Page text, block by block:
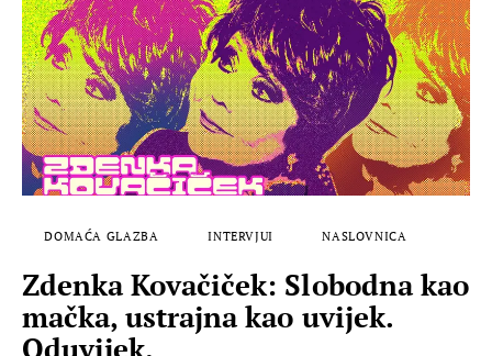
DOMAĆA GLAZBA
STRANA GLAZBA
FILM
MUSIC BOX
DOMAĆA GLAZBA INTERVJUI NASLOVNICA
Zdenka Kovačiček: Slobodna kao
mačka, ustrajna kao uvijek.
Oduvijek.